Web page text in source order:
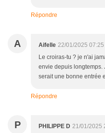
Répondre
A Aifelle 22/01/2025 07:25
Le croiras-tu ? je n'ai
envie depuis longtemps.
serait une bonne entrée
Répondre
P PHILIPPE D 21/01/2025